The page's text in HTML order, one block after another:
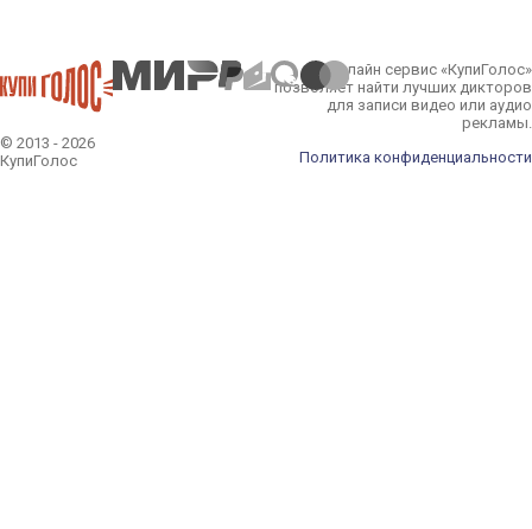
© 2013 - 2026
КупиГолос
Онлайн сервис «КупиГолос»
позволяет найти лучших дикторов
для записи видео или аудио
рекламы.
Политика конфиденциальности